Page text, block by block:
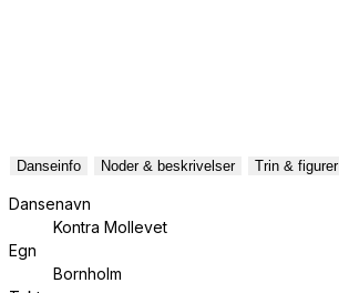
Danseinfo Noder & beskrivelser Trin & figurer
Dansenavn
Kontra Mollevet
Egn
Bornholm